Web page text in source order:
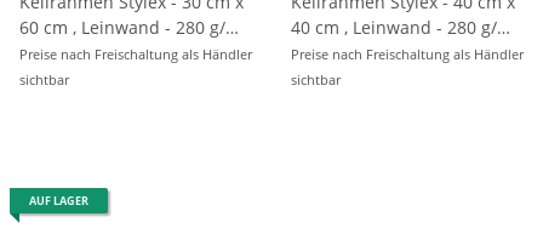
60 cm , Leinwand - 280 g/m²
, eingeschweißt
Preise nach Freischaltung als Händler
sichtbar
40 cm , Leinwand - 280 g/m²
, eingeschweißt
Preise nach Freischaltung als Händler
sichtbar
AUF LAGER